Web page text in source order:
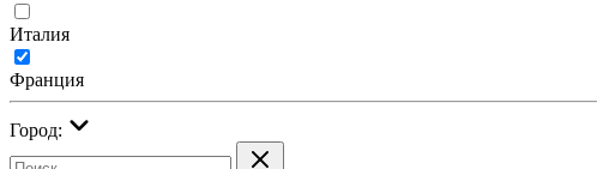
Италия
Франция
Город: